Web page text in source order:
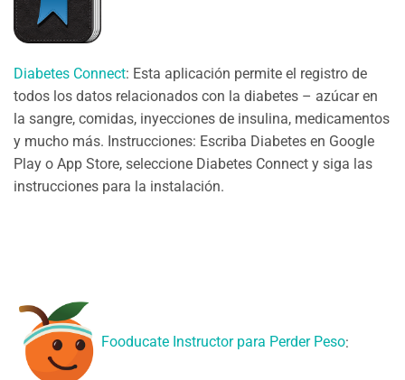
Diabetes Connect: Esta aplicación permite el registro de
todos los datos relacionados con la diabetes – azúcar en
la sangre, comidas, inyecciones de insulina, medicamentos
y mucho más. Instrucciones: Escriba Diabetes en Google
Play o App Store, seleccione Diabetes Connect y siga las
instrucciones para la instalación.
Fooducate Instructor para Perder Peso: